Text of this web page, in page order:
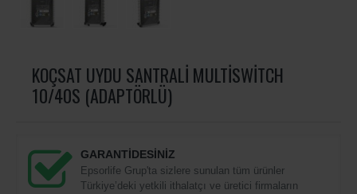
KOÇSAT UYDU SANTRALI MULTISWITCH
10/40S (ADAPTÖRLÜ)
GARANTİDESİNİZ
Epsorlife Grup'ta sizlere sunulan tüm ürünler
Türkiye’deki yetkili ithalatçı ve üretici firmaların